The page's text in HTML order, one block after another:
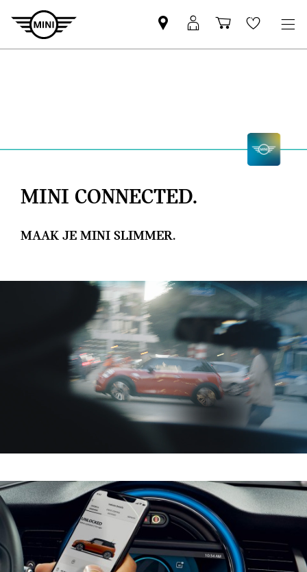
MINI
partner
MyMini-
login
Wishlist
MINI CONNECTED.
MAAK JE MINI SLIMMER.